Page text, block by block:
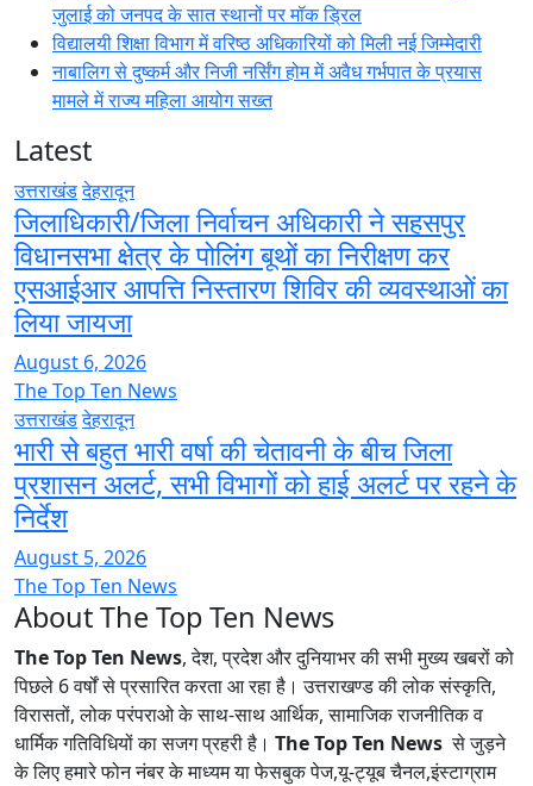
जुलाई को जनपद के सात स्थानों पर मॉक ड्रिल
विद्यालयी शिक्षा विभाग में वरिष्ठ अधिकारियों को मिली नई जिम्मेदारी
नाबालिग से दुष्कर्म और निजी नर्सिंग होम में अवैध गर्भपात के प्रयास
मामले में राज्य महिला आयोग सख्त
Latest
उत्तराखंडदेहरादून
जिलाधिकारी/जिला निर्वाचन अधिकारी ने सहसपुर
विधानसभा क्षेत्र के पोलिंग बूथों का निरीक्षण कर
एसआईआर आपत्ति निस्तारण शिविर की व्यवस्थाओं का
लिया जायजा
August 6, 2026
The Top Ten News
उत्तराखंडदेहरादून
भारी से बहुत भारी वर्षा की चेतावनी के बीच जिला
प्रशासन अलर्ट, सभी विभागों को हाई अलर्ट पर रहने के
निर्देश
August 5, 2026
The Top Ten News
About The Top Ten News
The Top Ten News, देश, प्रदेश और दुनियाभर की सभी मुख्य खबरों को
पिछले 6 वर्षों से प्रसारित करता आ रहा है। उत्तराखण्ड की लोक संस्कृति,
विरासतों, लोक परंपराओ के साथ-साथ आर्थिक, सामाजिक राजनीतिक व
धार्मिक गतिविधियों का सजग प्रहरी है। The Top Ten News से जुड़ने
के लिए हमारे फोन नंबर के माध्यम या फेसबुक पेज,यू-ट्यूब चैनल,इंस्टाग्राम